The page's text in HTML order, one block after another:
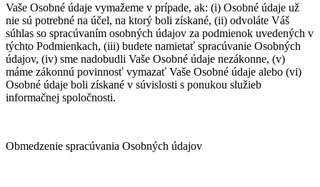
Vaše Osobné údaje vymažeme v prípade, ak: (i) Osobné údaje už
nie sú potrebné na účel, na ktorý boli získané, (ii) odvoláte Váš
súhlas so spracúvaním osobných údajov za podmienok uvedených v
týchto Podmienkach, (iii) budete namietať spracúvanie Osobných
údajov, (iv) sme nadobudli Vaše Osobné údaje nezákonne, (v)
máme zákonnú povinnosť vymazať Vaše Osobné údaje alebo (vi)
Osobné údaje boli získané v súvislosti s ponukou služieb
informačnej spoločnosti.
Obmedzenie spracúvania Osobných údajov